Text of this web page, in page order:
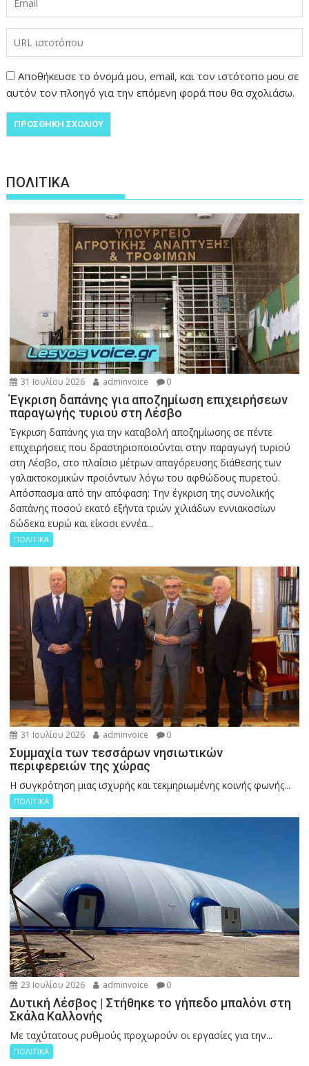
Αποθήκευσε το όνομά μου, email, και τον ιστότοπο μου σε
αυτόν τον πλοηγό για την επόμενη φορά που θα σχολιάσω.
ΠΟΛΙΤΙΚΑ
31 Ιουλίου 2026 adminvoice 0
Έγκριση δαπάνης για αποζημίωση επιχειρήσεων
παραγωγής τυριού στη Λέσβο
Έγκριση δαπάνης για την καταβολή αποζημίωσης σε πέντε
επιχειρήσεις που δραστηριοποιούνται στην παραγωγή τυριού
στη Λέσβο, στο πλαίσιο μέτρων απαγόρευσης διάθεσης των
γαλακτοκομικών προϊόντων λόγω του αφθώδους πυρετού.
Απόσπασμα από την απόφαση: Την έγκριση της συνολικής
δαπάνης ποσού εκατό εξήντα τριών χιλιάδων εννιακοσίων
δώδεκα ευρώ και είκοσι εννέα...
ΠΟΛΙΤΙΚΑ
31 Ιουλίου 2026 adminvoice 0
Συμμαχία των τεσσάρων νησιωτικών
περιφερειών της χώρας
Η συγκρότηση μιας ισχυρής και τεκμηριωμένης κοινής φωνής...
ΠΟΛΙΤΙΚΑ
23 Ιουλίου 2026 adminvoice 0
Δυτική Λέσβος | Στήθηκε το γήπεδο μπαλόνι στη
Σκάλα Καλλονής
Με ταχύτατους ρυθμούς προχωρούν οι εργασίες για την...
ΠΟΛΙΤΙΚΑ